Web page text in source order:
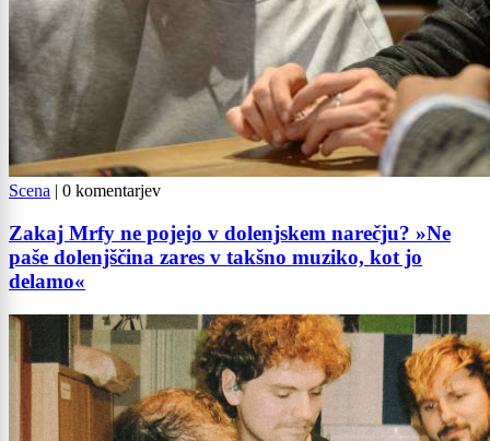
Scena | 0 komentarjev
Zakaj Mrfy ne pojejo v dolenjskem narečju? »Ne
paše dolenjščina zares v takšno muziko, kot jo
delamo«